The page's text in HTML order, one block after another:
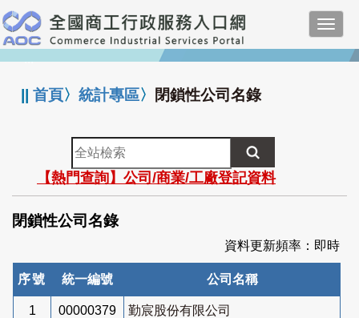
跳
到
主
要
:::
||首頁〉統計專區〉 閉鎖性公司名錄
全
站
檢
索
【熱門查詢】公司/商業/工廠登記資料
閉鎖性公司名錄
資料更新頻率：即時
序號 統一編號 公司名稱
1 00000379 勤宸股份有限公司